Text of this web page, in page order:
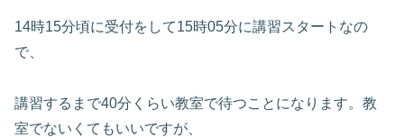
14時15分頃に受付をして15時05分に講習スタートなの
で、
講習するまで40分くらい教室で待つことになります。教
室でないくてもいいですが、